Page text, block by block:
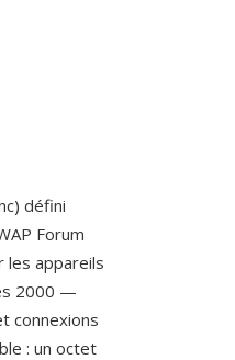
défini
Forum
les appareils
2000 —
connexions
: un octet